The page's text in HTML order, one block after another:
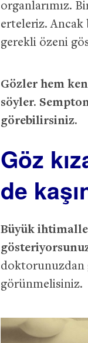
organlarımız.
erteleriz. Ancak
gerekli özeni
Gözler hem
söyler.
görebilirsiniz.
Göz
de
Büyük
doktorunuzdan
görünmelisiniz.